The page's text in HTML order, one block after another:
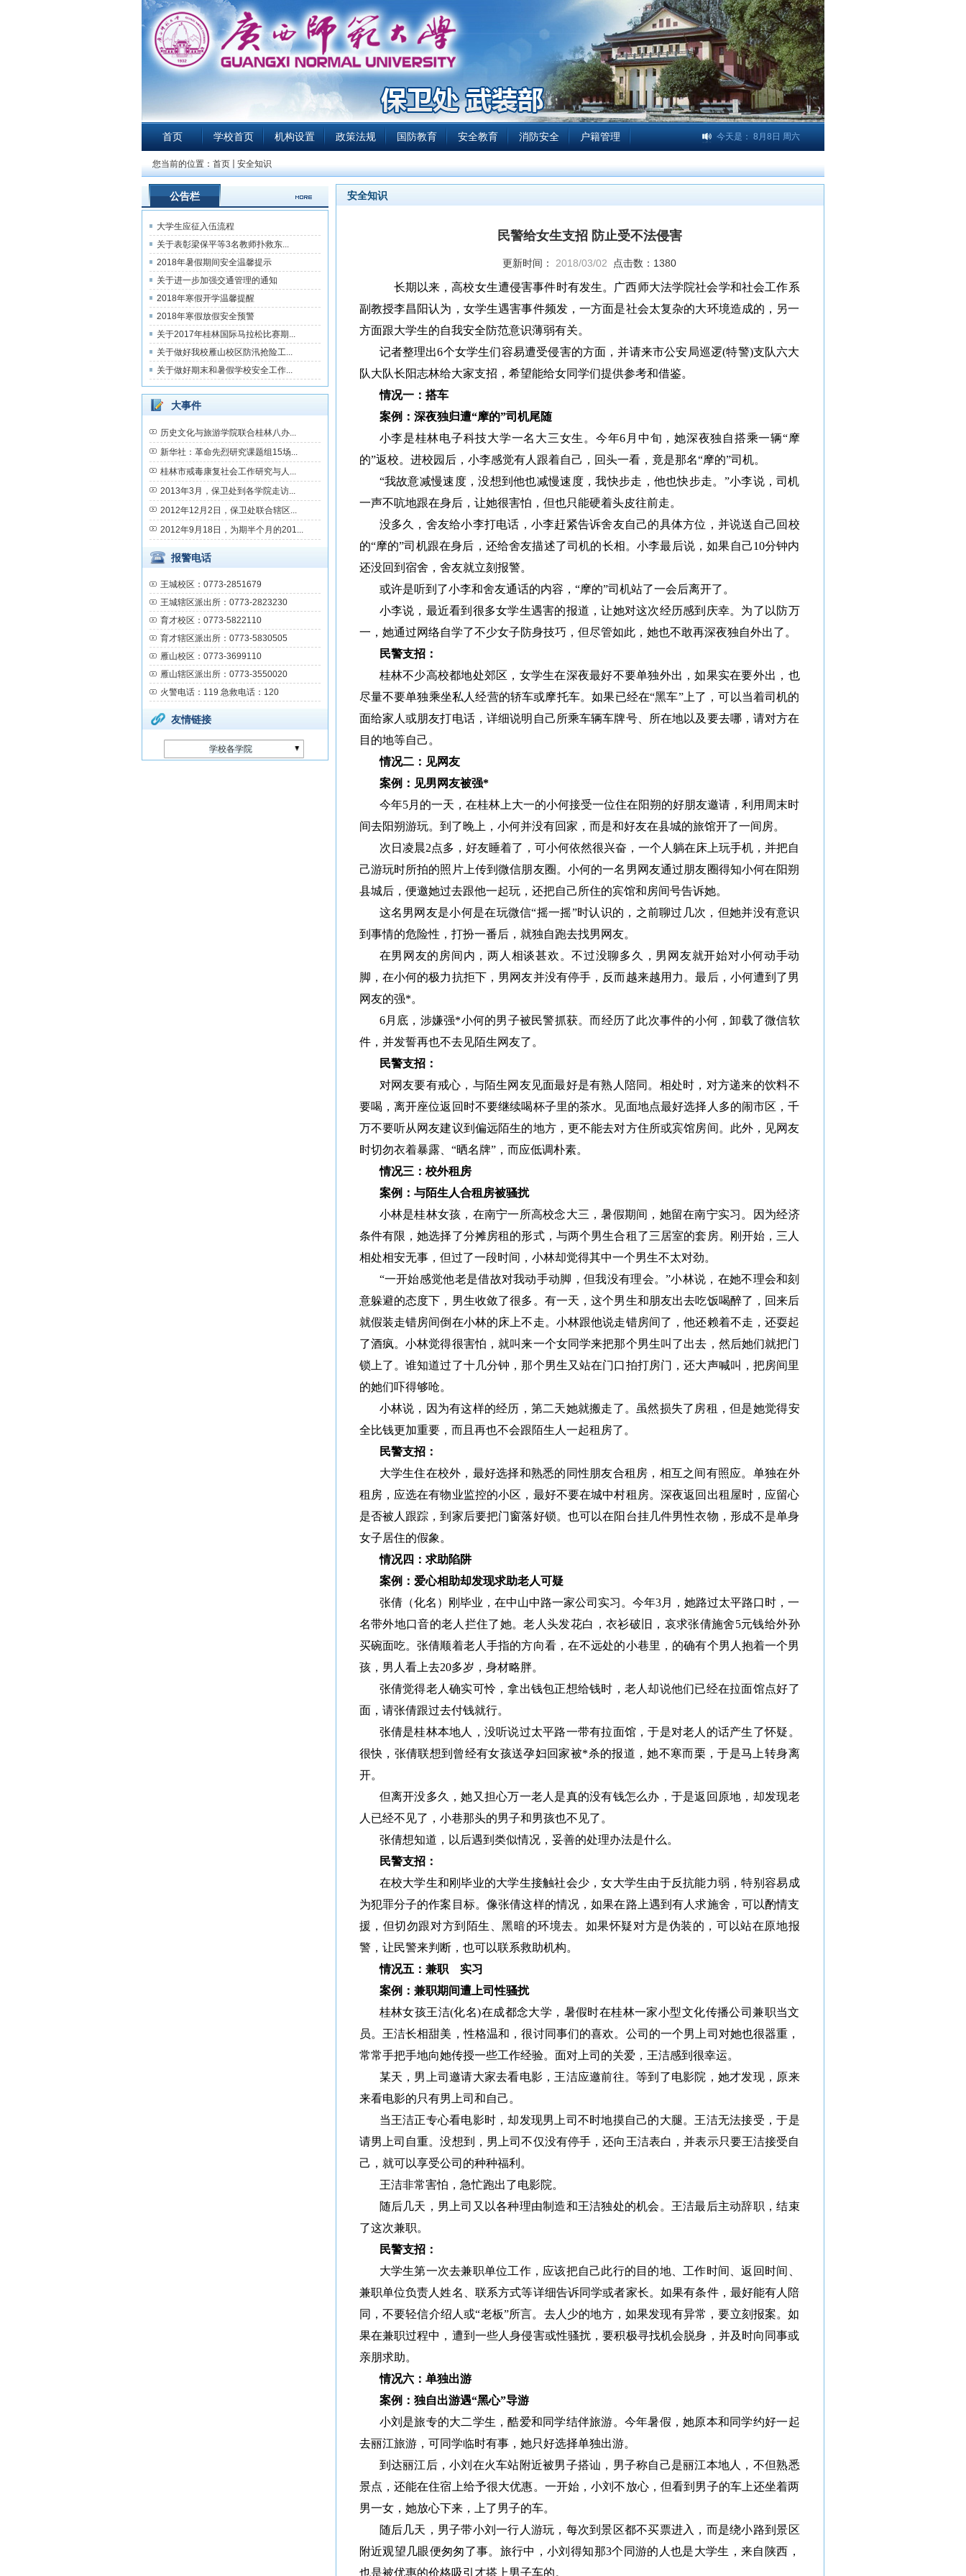
首页 学校首页 机构设置 政策法规 国防教育 安全教育 消防安全 户籍管理 今天是： 8月8日 周六
您当前的位置： 首页 安全知识
公告栏
大学生应征入伍流程
关于表彰梁保平等3名教师扑救东...
2018年暑假期间安全温馨提示
关于进一步加强交通管理的通知
2018年寒假开学温馨提醒
2018年寒假放假安全预警
关于2017年桂林国际马拉松比赛期...
关于做好我校雁山校区防汛抢险工...
关于做好期末和暑假学校安全工作...
大事件
历史文化与旅游学院联合桂林八办...
新华社：革命先烈研究课题组15场...
桂林市戒毒康复社会工作研究与人...
2013年3月，保卫处到各学院走访...
2012年12月2日，保卫处联合辖区...
2012年9月18日，为期半个月的201...
报警电话
王城校区：0773-2851679
王城辖区派出所：0773-2823230
育才校区：0773-5822110
育才辖区派出所：0773-5830505
雁山校区：0773-3699110
雁山辖区派出所：0773-3550020
火警电话：119 急救电话：120
友情链接
学校各学院
安全知识
民警给女生支招 防止受不法侵害
更新时间： 2018/03/02 点击数： 1380
长期以来，高校女生遭侵害事件时有发生。
广西师大法学院社会学和社会工作系
副教授李昌阳认为，女学生遇害事件频发，一方面是社会太复杂的大环境造成的，另一
方面跟大学生的自我安全防范意识薄弱有关。
记者整理出6个女学生们容易遭受侵害的方面，并请来市公安局巡逻(特警)支队六大
队大队长阳志林给大家支招，希望能给女同学们提供参考和借鉴。
情况一：搭车
案例：深夜独归遭“摩的”司机尾随
小李是桂林电子科技大学一名大三女生。今年6月中旬，她深夜独自搭乘一辆“摩
的”返校。进校园后，小李感觉有人跟着自己，回头一看，竟是那名“摩的”司机。
“我故意减慢速度，没想到他也减慢速度，我快步走，他也快步走。”小李说，司机
一声不吭地跟在身后，让她很害怕，但也只能硬着头皮往前走。
没多久，舍友给小李打电话，小李赶紧告诉舍友自己的具体方位，并说送自己回校
的“摩的”司机跟在身后，还给舍友描述了司机的长相。小李最后说，如果自己10分钟内
还没回到宿舍，舍友就立刻报警。
或许是听到了小李和舍友通话的内容，“摩的”司机站了一会后离开了。
小李说，最近看到很多女学生遇害的报道，让她对这次经历感到庆幸。为了以防万
一，她通过网络自学了不少女子防身技巧，但尽管如此，她也不敢再深夜独自外出了。
民警支招：
桂林不少高校都地处郊区，女学生在深夜最好不要单独外出，如果实在要外出，也
尽量不要单独乘坐私人经营的轿车或摩托车。如果已经在“黑车”上了，可以当着司机的
面给家人或朋友打电话，详细说明自己所乘车辆车牌号、所在地以及要去哪，请对方在
目的地等自己。
情况二：见网友
案例：见男网友被强*
今年5月的一天，在桂林上大一的小何接受一位住在阳朔的好朋友邀请，利用周末时
间去阳朔游玩。到了晚上，小何并没有回家，而是和好友在县城的旅馆开了一间房。
次日凌晨2点多，好友睡着了，可小何依然很兴奋，一个人躺在床上玩手机，并把自
己游玩时所拍的照片上传到微信朋友圈。小何的一名男网友通过朋友圈得知小何在阳朔
县城后，便邀她过去跟他一起玩，还把自己所住的宾馆和房间号告诉她。
这名男网友是小何是在玩微信“摇一摇”时认识的，之前聊过几次，但她并没有意识
到事情的危险性，打扮一番后，就独自跑去找男网友。
在男网友的房间内，两人相谈甚欢。不过没聊多久，男网友就开始对小何动手动
脚，在小何的极力抗拒下，男网友并没有停手，反而越来越用力。最后，小何遭到了男
网友的强*。
6月底，涉嫌强*小何的男子被民警抓获。而经历了此次事件的小何，卸载了微信软
件，并发誓再也不去见陌生网友了。
民警支招：
对网友要有戒心，与陌生网友见面最好是有熟人陪同。相处时，对方递来的饮料不
要喝，离开座位返回时不要继续喝杯子里的茶水。见面地点最好选择人多的闹市区，千
万不要听从网友建议到偏远陌生的地方，更不能去对方住所或宾馆房间。此外，见网友
时切勿衣着暴露、“晒名牌”，而应低调朴素。
情况三：校外租房
案例：与陌生人合租房被骚扰
小林是桂林女孩，在南宁一所高校念大三，暑假期间，她留在南宁实习。因为经济
条件有限，她选择了分摊房租的形式，与两个男生合租了三居室的套房。刚开始，三人
相处相安无事，但过了一段时间，小林却觉得其中一个男生不太对劲。
“一开始感觉他老是借故对我动手动脚，但我没有理会。”小林说，在她不理会和刻
意躲避的态度下，男生收敛了很多。有一天，这个男生和朋友出去吃饭喝醉了，回来后
就假装走错房间倒在小林的床上不走。小林跟他说走错房间了，他还赖着不走，还耍起
了酒疯。小林觉得很害怕，就叫来一个女同学来把那个男生叫了出去，然后她们就把门
锁上了。谁知道过了十几分钟，那个男生又站在门口拍打房门，还大声喊叫，把房间里
的她们吓得够呛。
小林说，因为有这样的经历，第二天她就搬走了。虽然损失了房租，但是她觉得安
全比钱更加重要，而且再也不会跟陌生人一起租房了。
民警支招：
大学生住在校外，最好选择和熟悉的同性朋友合租房，相互之间有照应。单独在外
租房，应选在有物业监控的小区，最好不要在城中村租房。深夜返回出租屋时，应留心
是否被人跟踪，到家后要把门窗落好锁。也可以在阳台挂几件男性衣物，形成不是单身
女子居住的假象。
情况四：求助陷阱
案例：爱心相助却发现求助老人可疑
张倩（化名）刚毕业，在中山中路一家公司实习。今年3月，她路过太平路口时，一
名带外地口音的老人拦住了她。老人头发花白，衣衫破旧，哀求张倩施舍5元钱给外孙
买碗面吃。张倩顺着老人手指的方向看，在不远处的小巷里，的确有个男人抱着一个男
孩，男人看上去20多岁，身材略胖。
张倩觉得老人确实可怜，拿出钱包正想给钱时，老人却说他们已经在拉面馆点好了
面，请张倩跟过去付钱就行。
张倩是桂林本地人，没听说过太平路一带有拉面馆，于是对老人的话产生了怀疑。
很快，张倩联想到曾经有女孩送孕妇回家被*杀的报道，她不寒而栗，于是马上转身离
开。
但离开没多久，她又担心万一老人是真的没有钱怎么办，于是返回原地，却发现老
人已经不见了，小巷那头的男子和男孩也不见了。
张倩想知道，以后遇到类似情况，妥善的处理办法是什么。
民警支招：
在校大学生和刚毕业的大学生接触社会少，女大学生由于反抗能力弱，特别容易成
为犯罪分子的作案目标。像张倩这样的情况，如果在路上遇到有人求施舍，可以酌情支
援，但切勿跟对方到陌生、黑暗的环境去。如果怀疑对方是伪装的，可以站在原地报
警，让民警来判断，也可以联系救助机构。
情况五：兼职 实习
案例：兼职期间遭上司性骚扰
桂林女孩王洁(化名)在成都念大学，暑假时在桂林一家小型文化传播公司兼职当文
员。王洁长相甜美，性格温和，很讨同事们的喜欢。公司的一个男上司对她也很器重，
常常手把手地向她传授一些工作经验。面对上司的关爱，王洁感到很幸运。
某天，男上司邀请大家去看电影，王洁应邀前往。等到了电影院，她才发现，原来
来看电影的只有男上司和自己。
当王洁正专心看电影时，却发现男上司不时地摸自己的大腿。王洁无法接受，于是
请男上司自重。没想到，男上司不仅没有停手，还向王洁表白，并表示只要王洁接受自
己，就可以享受公司的种种福利。
王洁非常害怕，急忙跑出了电影院。
随后几天，男上司又以各种理由制造和王洁独处的机会。王洁最后主动辞职，结束
了这次兼职。
民警支招：
大学生第一次去兼职单位工作，应该把自己此行的目的地、工作时间、返回时间、
兼职单位负责人姓名、联系方式等详细告诉同学或者家长。如果有条件，最好能有人陪
同，不要轻信介绍人或“老板”所言。去人少的地方，如果发现有异常，要立刻报案。如
果在兼职过程中，遭到一些人身侵害或性骚扰，要积极寻找机会脱身，并及时向同事或
亲朋求助。
情况六：单独出游
案例：独自出游遇“黑心”导游
小刘是旅专的大二学生，酷爱和同学结伴旅游。今年暑假，她原本和同学约好一起
去丽江旅游，可同学临时有事，她只好选择单独出游。
到达丽江后，小刘在火车站附近被男子搭讪，男子称自己是丽江本地人，不但熟悉
景点，还能在住宿上给予很大优惠。一开始，小刘不放心，但看到男子的车上还坐着两
男一女，她放心下来，上了男子的车。
随后几天，男子带小刘一行人游玩，每次到景区都不买票进入，而是绕小路到景区
附近观望几眼便匆匆了事。旅行中，小刘得知那3个同游的人也是大学生，来自陕西，
也是被优惠的价格吸引才搭上男子车的。